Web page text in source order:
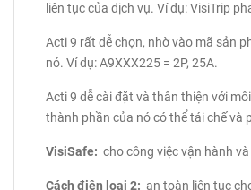
liên tục của dịch vụ. Ví dụ: VisiTrip
Acti 9 rất dễ chọn, nhờ vào mã sản
nó. Ví dụ: A9XXX225 = 2P, 25A.
Acti 9 dễ cài đặt và thân thiện với
thành phần của nó có thể tái chế và
VisiSafe: cho công việc vận hành
Cách điện loại 2: an toàn liên tục